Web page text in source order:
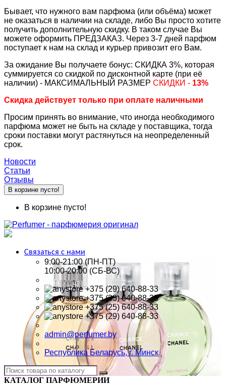
Бывает, что нужного вам парфюма (или объёма) может
не оказаться в наличии на складе, либо Вы просто хотите
получить дополнительную скидку. В таком случае Вы
можете оформить ПРЕДЗАКАЗ. Через 3-7 дней парфюм
поступает к нам на склад и курьер привозит его Вам.
За ожидание Вы получаете бонус: СКИДКА 3%, которая
суммируется со скидкой по дисконтной карте (при её
наличии) - МАКСИМАЛЬНЫЙ РАЗМЕР СКИДКИ - 13%
Скидка действует только при оплате наличными
Просим принять во внимание, что иногда необходимого
парфюма может не быть на складе у поставщика, тогда
сроки поставки могут растянуться на неопределенный
срок.
Новости
Статьи
Отзывы
В корзине пусто!
В корзине пусто!
Связаться с нами
9:00-21:00 (ПН-ПТ)
10:00-20:00 (СБ-ВС)
+375 (29) 640-88-33
+375 (33) 640-88-33
+375 (25) 640-88-33
+375 (29) 640-88-33
admin@perfumer.by
Республика Беларусь, г. Минск
КАТАЛОГ ПАРФЮМЕРИИ